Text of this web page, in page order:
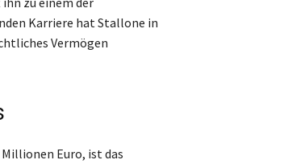
Karriere hat Stallone in
Vermögen
Euro, ist das